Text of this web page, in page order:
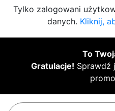
Tylko zalogowani
danych. Kliknij,
To
Gratulacje! Sprawdź